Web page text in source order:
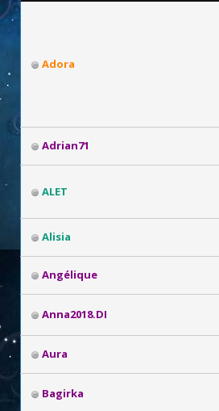
Adora
Adrian71
ALET
Alisia
Angélique
Anna2018.DI
Aura
Bagirka